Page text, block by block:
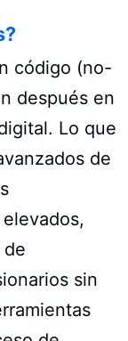
código (no-
después en
Lo que
de
sin